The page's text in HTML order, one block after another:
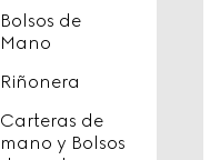
Bolsos de
Mano
Riñonera
Carteras de
mano y Bolsos